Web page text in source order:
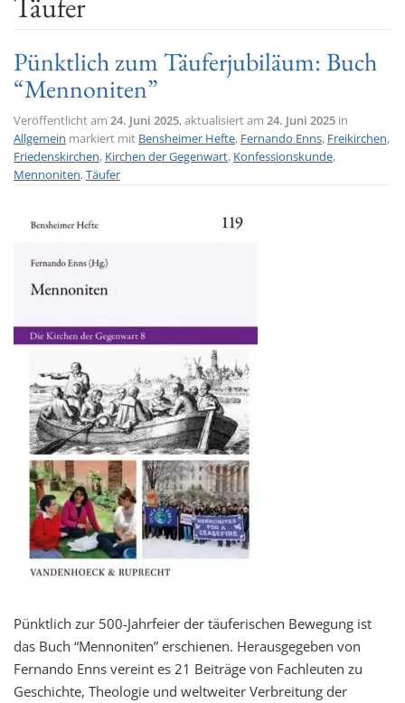
o
Pünktlich zum Täuferjubiläum: Buch
“Mennoniten”
Veröffentlicht am 24. Juni 2025, aktualisiert am 24. Juni 2025 in
Allgemein markiert mit Bensheimer Hefte, Fernando Enns, Freikirchen,
Friedenskirchen, Kirchen der Gegenwart, Konfessionskunde,
Mennoniten,Täufer
Pünktlich zur 500-Jahrfeier der täuferischen Bewegung ist
das Buch “Mennoniten” erschienen. Herausgegeben von
Fernando Enns vereint es 21 Beiträge von Fachleuten zu
Geschichte, Theologie und weltweiter Verbreitung der